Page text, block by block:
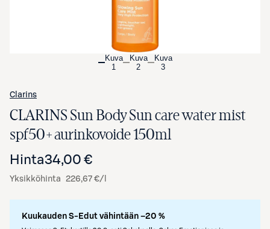
Kuva
1
Kuva
2
Kuva
3
Clarins
CLARINS Sun Body Sun care water mist
spf50+ aurinkovoide 150ml
Hinta34,00 €
Yksikköhinta 226,67 €/l
Kuukauden S-Edut vähintään –20 %